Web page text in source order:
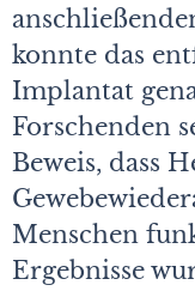
konnte das
Implantat
Forschenden
Beweis, dass
Menschen
Ergebnisse